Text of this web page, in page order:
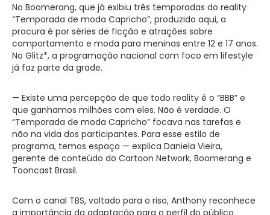
No Boomerang, que já exibiu três temporadas do reality
“Temporada de moda Capricho”, produzido aqui, a
procura é por séries de ficção e atrações sobre
comportamento e moda para meninas entre 12 e 17 anos.
No Glitz*, a programação nacional com foco em lifestyle
já faz parte da grade.
— Existe uma percepção de que todo reality é o “BBB” e
que ganhamos milhões com eles. Não é verdade. O
“Temporada de moda Capricho” focava nas tarefas e
não na vida dos participantes. Para esse estilo de
programa, temos espaço — explica Daniela Vieira,
gerente de conteúdo do Cartoon Network, Boomerang e
Tooncast Brasil.
Com o canal TBS, voltado para o riso, Anthony reconhece
a importância da adaptação para o perfil do público